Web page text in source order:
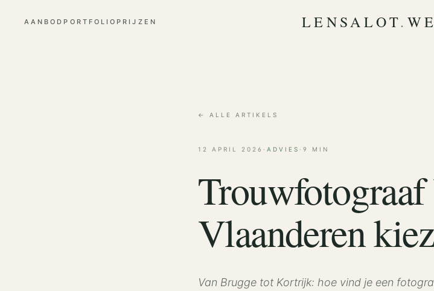
AANBOD PORTFOLIO PRIJZEN LENSALOT.
← ALLE ARTIKELS
12 APRIL 2026 · ADVIES · 9 MIN
Trouwfotograaf
Vlaanderen
Van Brugge tot Kortrijk: hoe vind je een